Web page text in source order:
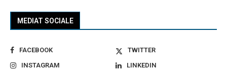
MEDIAT SOCIALE
FACEBOOK
TWITTER
INSTAGRAM
LINKEDIN